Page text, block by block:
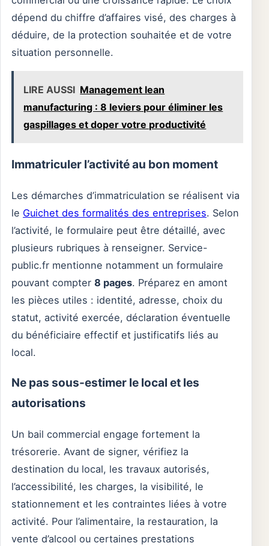
dépend du chiffre d’affaires visé, des charges à
déduire, de la protection souhaitée et de votre
situation personnelle.
LIRE AUSSI Management lean
manufacturing : 8 leviers pour éliminer les
gaspillages et doper votre productivité
Immatriculer l’activité au bon moment
Les démarches d’immatriculation se réalisent via
le Guichet des formalités des entreprises. Selon
l’activité, le formulaire peut être détaillé, avec
plusieurs rubriques à renseigner. Service-
public.fr mentionne notamment un formulaire
pouvant compter 8 pages. Préparez en amont
les pièces utiles : identité, adresse, choix du
statut, activité exercée, déclaration éventuelle
du bénéficiaire effectif et justificatifs liés au
local.
Ne pas sous-estimer le local et les
autorisations
Un bail commercial engage fortement la
trésorerie. Avant de signer, vérifiez la
destination du local, les travaux autorisés,
l’accessibilité, les charges, la visibilité, le
stationnement et les contraintes liées à votre
activité. Pour l’alimentaire, la restauration, la
vente d’alcool ou certaines prestations